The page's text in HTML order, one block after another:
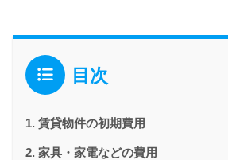
目次
賃貸物件の初期費用
家具・家電などの費用